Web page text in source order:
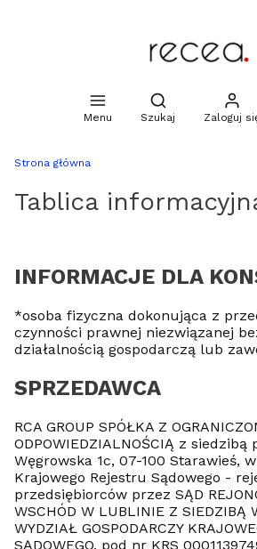
Menu
Otwórz
Szukaj Zaloguj
Strona główna
Tablica
INFORMACJE DLA
*osoba fizyczna dokonująca z
czynności prawnej niezwiązanej
działalnością gospodarczą lub
SPRZEDAWCA
RCA GROUP SPÓŁKA Z
ODPOWIEDZIALNOŚCIĄ z
Węgrowska 1c, 07-100 Starawieś,
Krajowego Rejestru Sądowego -
przedsiębiorców przez SĄD
WSCHÓD W LUBLINIE Z SIEDZIBĄ
WYDZIAŁ GOSPODARCZY
SĄDOWEGO, pod nr KRS